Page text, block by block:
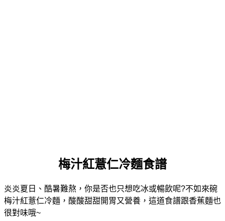
梅汁紅薏仁冷麵食譜
炎炎夏日、酷暑難熬，你是否也只想吃冰或暢飲呢?不如來碗
梅汁紅薏仁冷麵，酸酸甜甜開胃又營養，這道食譜跟香蕉麵也
很對味哦~